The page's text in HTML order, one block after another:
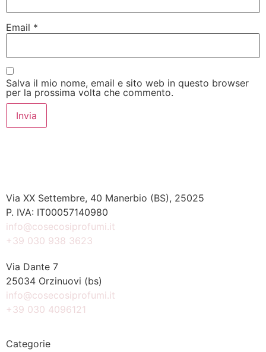
Email *
Salva il mio nome, email e sito web in questo browser
per la prossima volta che commento.
Via XX Settembre, 40 Manerbio (BS), 25025
P. IVA: IT00057140980
info@cosecosiprofumi.it
+39 030 938 3623
Via Dante 7
25034 Orzinuovi (bs)
info@cosecosiprofumi.it
+39 030 4096121
Categorie